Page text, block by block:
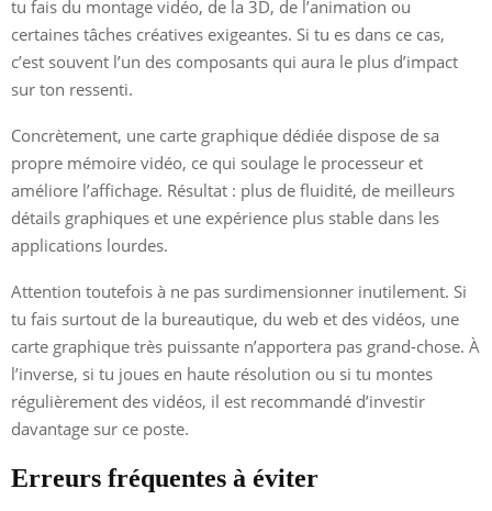
tu fais du montage vidéo, de la 3D, de l’animation ou
certaines tâches créatives exigeantes. Si tu es dans ce cas,
c’est souvent l’un des composants qui aura le plus d’impact
sur ton ressenti.
Concrètement, une carte graphique dédiée dispose de sa
propre mémoire vidéo, ce qui soulage le processeur et
améliore l’affichage. Résultat : plus de fluidité, de meilleurs
détails graphiques et une expérience plus stable dans les
applications lourdes.
Attention toutefois à ne pas surdimensionner inutilement. Si
tu fais surtout de la bureautique, du web et des vidéos, une
carte graphique très puissante n’apportera pas grand-chose. À
l’inverse, si tu joues en haute résolution ou si tu montes
régulièrement des vidéos, il est recommandé d’investir
davantage sur ce poste.
Erreurs fréquentes à éviter